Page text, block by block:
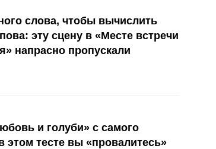
слова, чтобы вычислить
эту сцену в «Месте встречи
напрасно пропускали
и голуби» с самого
этом тесте вы «провалитесь»